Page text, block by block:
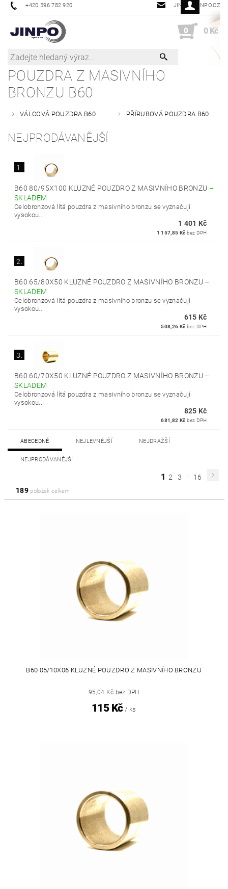
+420 596 782 920 JINPO@JINPO.CZ
0 0 Kč
POUZDRA Z MASIVNÍHO
BRONZU B60
VÁLCOVÁ POUZDRA B60 PŘÍRUBOVÁ POUZDRA B60
NEJPRODÁVANĚJŠÍ
1.
B60 80/95X100 KLUZNÉ POUZDRO Z MASIVNÍHO BRONZU –
SKLADEM
Celobronzová lítá pouzdra z masivního bronzu se vyznačují
vysokou...
1 401 Kč
1 157,85 Kč bez DPH
2.
B60 65/80X50 KLUZNÉ POUZDRO Z MASIVNÍHO BRONZU –
SKLADEM
Celobronzová lítá pouzdra z masivního bronzu se vyznačují
vysokou...
615 Kč
508,26 Kč bez DPH
3.
B60 60/70X50 KLUZNÉ POUZDRO Z MASIVNÍHO BRONZU –
SKLADEM
Celobronzová lítá pouzdra z masivního bronzu se vyznačují
vysokou...
825 Kč
681,82 Kč bez DPH
ABECEDNĚ NEJLEVNĚJŠÍ NEJDRAŽŠÍ
NEJPRODÁVANĚJŠÍ
1 2 3 ... 16
189položek celkem
B60 05/10X06 KLUZNÉ POUZDRO Z MASIVNÍHO BRONZU
95,04 Kč bez DPH
115 Kč / ks